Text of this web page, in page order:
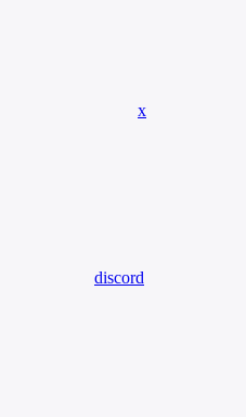
x
discord